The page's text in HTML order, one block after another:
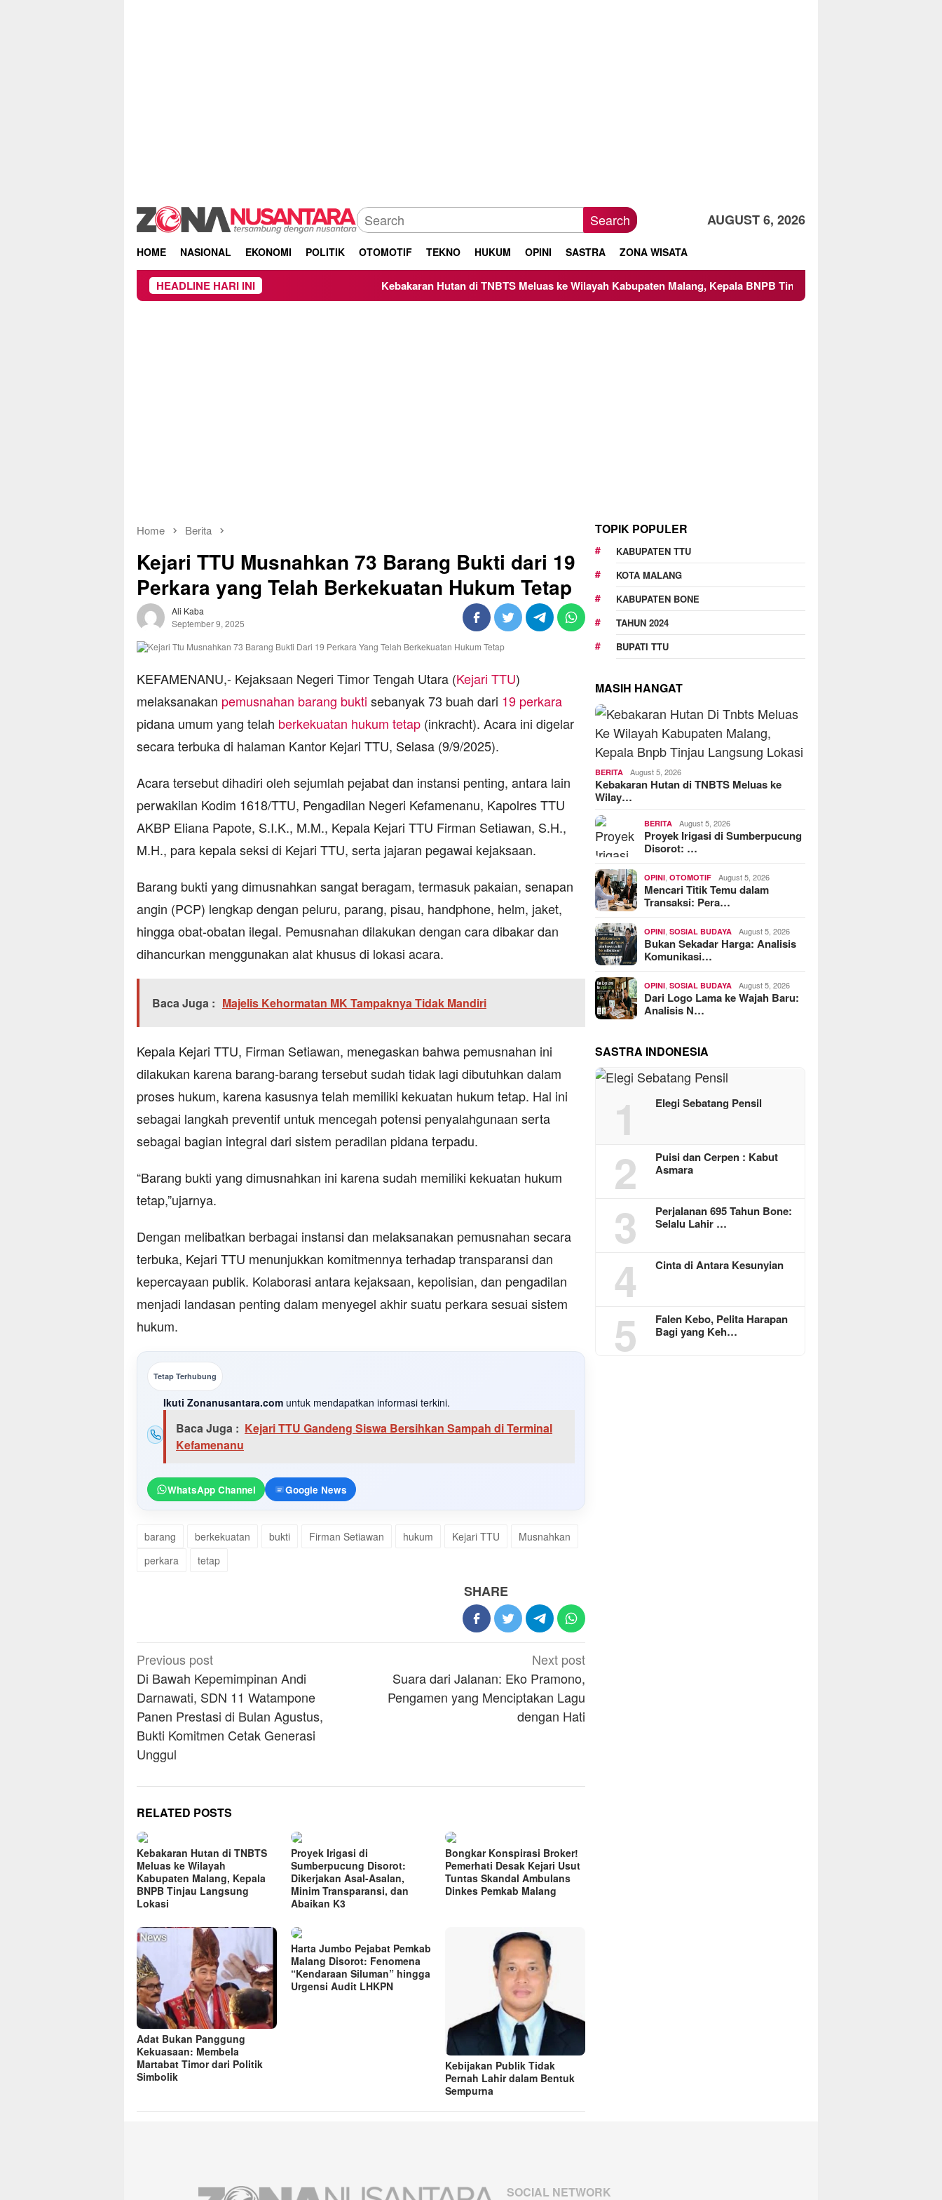
Search AUGUST 6, 2026
HOME NASIONAL EKONOMI POLITIK OTOMOTIF TEKNO HUKUM OPINI SASTRA ZONA WISATA
HEADLINE HARI INI Kebakaran Hutan di TNBTS Meluas ke Wilayah Kabupaten Malang, Kepala BNPB Tinjau Langsung Lokasi
Home Berita
Kejari TTU Musnahkan 73 Barang Bukti dari 19
Perkara yang Telah Berkekuatan Hukum Tetap
Ali Kaba
September 9, 2025
KEFAMENANU,- Kejaksaan Negeri Timor Tengah Utara (Kejari TTU)
melaksanakan pemusnahan barang bukti sebanyak 73 buah dari 19 perkara
pidana umum yang telah berkekuatan hukum tetap (inkracht). Acara ini digelar
secara terbuka di halaman Kantor Kejari TTU, Selasa (9/9/2025).
Acara tersebut dihadiri oleh sejumlah pejabat dan instansi penting, antara lain
perwakilan Kodim 1618/TTU, Pengadilan Negeri Kefamenanu, Kapolres TTU
AKBP Eliana Papote, S.I.K., M.M., Kepala Kejari TTU Firman Setiawan, S.H.,
M.H., para kepala seksi di Kejari TTU, serta jajaran pegawai kejaksaan.
Barang bukti yang dimusnahkan sangat beragam, termasuk pakaian, senapan
angin (PCP) lengkap dengan peluru, parang, pisau, handphone, helm, jaket,
hingga obat-obatan ilegal. Pemusnahan dilakukan dengan cara dibakar dan
dihancurkan menggunakan alat khusus di lokasi acara.
Baca Juga : Majelis Kehormatan MK Tampaknya Tidak Mandiri
Kepala Kejari TTU, Firman Setiawan, menegaskan bahwa pemusnahan ini
dilakukan karena barang-barang tersebut sudah tidak lagi dibutuhkan dalam
proses hukum, karena kasusnya telah memiliki kekuatan hukum tetap. Hal ini
sebagai langkah preventif untuk mencegah potensi penyalahgunaan serta
sebagai bagian integral dari sistem peradilan pidana terpadu.
“Barang bukti yang dimusnahkan ini karena sudah memiliki kekuatan hukum
tetap,”ujarnya.
Dengan melibatkan berbagai instansi dan melaksanakan pemusnahan secara
terbuka, Kejari TTU menunjukkan komitmennya terhadap transparansi dan
kepercayaan publik. Kolaborasi antara kejaksaan, kepolisian, dan pengadilan
menjadi landasan penting dalam menyegel akhir suatu perkara sesuai sistem
hukum.
Tetap Terhubung
Ikuti Zonanusantara.com untuk mendapatkan informasi terkini.
Baca Juga : Kejari TTU Gandeng Siswa Bersihkan Sampah di Terminal
Kefamenanu
WhatsApp Channel Google News
barang berkekuatan bukti Firman Setiawan hukum Kejari TTU
Musnahkan
perkara
tetap
SHARE
Post
navigation
Previous post
Di Bawah Kepemimpinan Andi
Darnawati, SDN 11 Watampone
Panen Prestasi di Bulan Agustus,
Bukti Komitmen Cetak Generasi
Unggul
Next post
Suara dari Jalanan: Eko Pramono,
Pengamen yang Menciptakan Lagu
dengan Hati
RELATED POSTS
Kebakaran Hutan di TNBTS
Meluas ke Wilayah
Kabupaten Malang, Kepala
BNPB Tinjau Langsung
Lokasi
Proyek Irigasi di
Sumberpucung Disorot:
Dikerjakan Asal-Asalan,
Minim Transparansi, dan
Abaikan K3
Bongkar Konspirasi Broker!
Pemerhati Desak Kejari Usut
Tuntas Skandal Ambulans
Dinkes Pemkab Malang
Adat Bukan Panggung
Kekuasaan: Membela
Martabat Timor dari Politik
Simbolik
Harta Jumbo Pejabat Pemkab
Malang Disorot: Fenomena
“Kendaraan Siluman” hingga
Urgensi Audit LHKPN
Kebijakan Publik Tidak
Pernah Lahir dalam Bentuk
Sempurna
TOPIK POPULER
KABUPATEN TTU
KOTA MALANG
KABUPATEN BONE
TAHUN 2024
BUPATI TTU
MASIH HANGAT
BERITA August 5, 2026
Kebakaran Hutan di TNBTS Meluas ke
Wilay…
BERITA August 5, 2026
Proyek Irigasi di Sumberpucung
Disorot: …
OPINI ,OTOMOTIF August 5, 2026
Mencari Titik Temu dalam
Transaksi: Pera…
OPINI ,SOSIAL BUDAYA August 5, 2026
Bukan Sekadar Harga: Analisis
Komunikasi…
OPINI ,SOSIAL BUDAYA August 5, 2026
Dari Logo Lama ke Wajah Baru:
Analisis N…
SASTRA INDONESIA
1 Elegi Sebatang Pensil
2
Puisi dan Cerpen : Kabut
Asmara
3
Perjalanan 695 Tahun Bone:
Selalu Lahir …
4 Cinta di Antara Kesunyian
5
Falen Kebo, Pelita Harapan
Bagi yang Keh…
SOCIAL NETWORK